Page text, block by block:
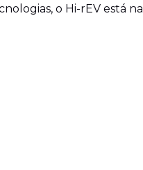
o Hi-rEV está na